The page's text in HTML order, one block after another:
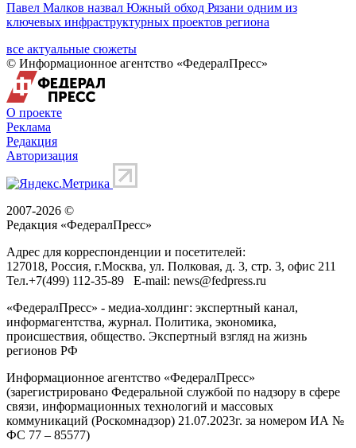
Павел Малков назвал Южный обход Рязани одним из
ключевых инфраструктурных проектов региона
все актуальные сюжеты
© Информационное агентство «ФедералПресс»
О проекте
Реклама
Редакция
Авторизация
2007-2026 ©
Редакция «ФедералПресс»
Адрес для корреспонденции и посетителей:
127018, Россия, г.Москва, ул. Полковая, д. 3, стр. 3, офис 211
Тел.+7(499) 112-35-89 E-mail: news@fedpress.ru
«ФедералПресс» - медиа-холдинг: экспертный канал,
информагентства, журнал. Политика, экономика,
происшествия, общество. Экспертный взгляд на жизнь
регионов РФ
Информационное агентство «ФедералПресс»
(зарегистрировано Федеральной службой по надзору в сфере
связи, информационных технологий и массовых
коммуникаций (Роскомнадзор) 21.07.2023г. за номером ИА №
ФС 77 – 85577)